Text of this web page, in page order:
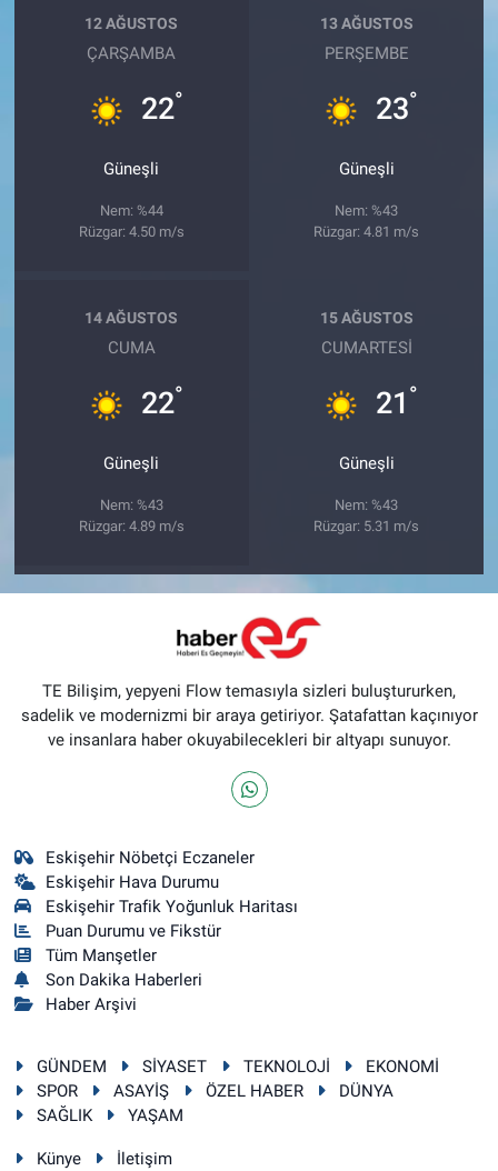
12 AĞUSTOS
ÇARŞAMBA
22°
Güneşli
Nem: %44
Rüzgar: 4.50 m/s
13 AĞUSTOS
PERŞEMBE
23°
Güneşli
Nem: %43
Rüzgar: 4.81 m/s
14 AĞUSTOS
CUMA
22°
Güneşli
Nem: %43
Rüzgar: 4.89 m/s
15 AĞUSTOS
CUMARTESI
21 °
Güneşli
Nem: %43
Rüzgar: 5.31 m/s
TE Bilişim, yepyeni Flow temasıyla sizleri buluştururken,
sadelik ve modernizmi bir araya getiriyor. Şatafattan kaçınıyor
ve insanlara haber okuyabilecekleri bir altyapı sunuyor.
Eskişehir Nöbetçi Eczaneler
Eskişehir Hava Durumu
Eskişehir Trafik Yoğunluk Haritası
Puan Durumu ve Fikstür
Tüm Manşetler
Son Dakika Haberleri
Haber Arşivi
GÜNDEM SİYASET TEKNOLOJİ
EKONOMİ
SPOR
ASAYİŞ ÖZEL HABER
DÜNYA
SAĞLIK
YAŞAM
Künye İletişim